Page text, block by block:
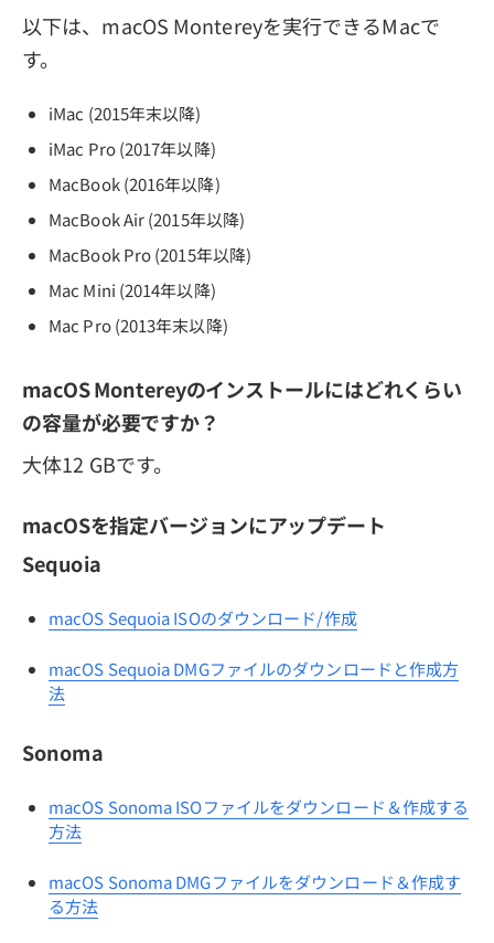
以下は、macOS Montereyを実行できるMacで
す。
iMac (2015年末以降)
iMac Pro (2017年以降)
MacBook (2016年以降)
MacBook Air (2015年以降)
MacBook Pro (2015年以降)
Mac Mini (2014年以降)
Mac Pro (2013年末以降)
macOS Montereyのインストールにはどれくらい
の容量が必要ですか？
大体12 GBです。
macOSを指定バージョンにアップデート
Sequoia
macOS Sequoia ISOのダウンロード/作成
macOS Sequoia DMGファイルのダウンロードと作成方
法
Sonoma
macOS Sonoma ISOファイルをダウンロード＆作成する
方法
macOS Sonoma DMGファイルをダウンロード＆作成す
る方法